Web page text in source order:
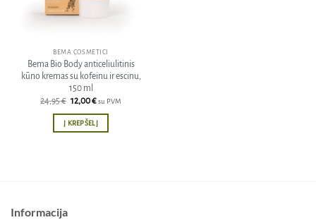
BEMA COSMETICI
Bema Bio Body anticeliulitinis
kūno kremas su kofeinu ir escinu,
150 ml
24,95€ Original
was:
24,95 €.
12,00€Current
is:
12,00 €.
su PVM
Į KREPŠELĮ
Informacija